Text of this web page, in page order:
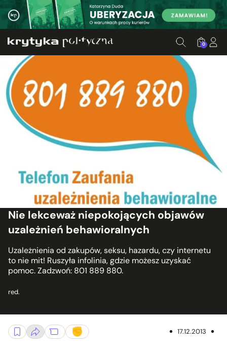
0
Nie lekceważ niepokojących objawów
uzależnień behawioralnych
Uzależnienia od zakupów, seksu, hazardu, czy internetu
to nie mit! Ruszyła infolinia, gdzie możesz uzyskać
pomoc. Zadzwoń: 801 889 880.
red.
17.12.2013